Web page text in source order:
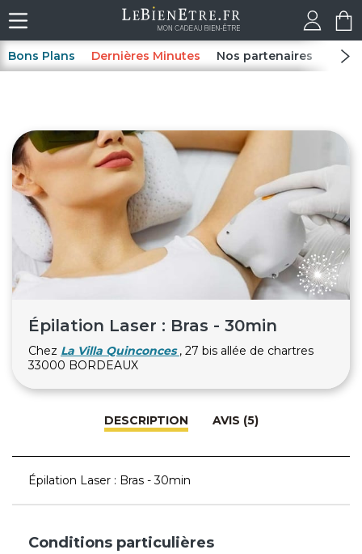
Bons Plans Dernières Minutes Nos partenaires Spas
Épilation Laser : Bras - 30min
Chez La Villa Quinconces , 27 bis allée de chartres
33000 BORDEAUX
DESCRIPTION AVIS (5)
Épilation Laser : Bras - 30min
Conditions particulières